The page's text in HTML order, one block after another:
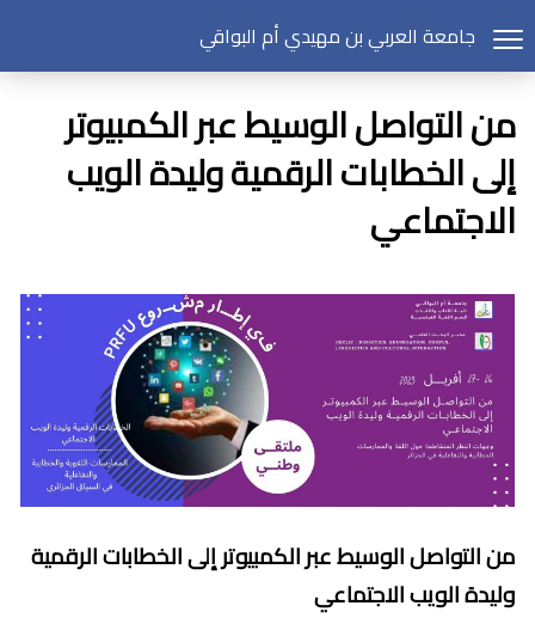
جامعة العربي بن مهيدي أم البواقي
من التواصل الوسيط عبر الكمبيوتر
إلى الخطابات الرقمية وليدة الويب
الاجتماعي
من التواصل الوسيط عبر الكمبيوتر إلى الخطابات الرقمية
وليدة الويب الاجتماعي